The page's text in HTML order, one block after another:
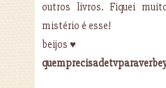
outros livros. Fiquei
mistério é esse!
beijos ♥